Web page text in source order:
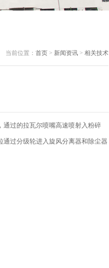
当前位置： 首页 > 新闻资讯 > 相关技术
通过的拉瓦尔喷嘴高速喷射入粉碎
过分级轮进入旋风分离器和除尘器